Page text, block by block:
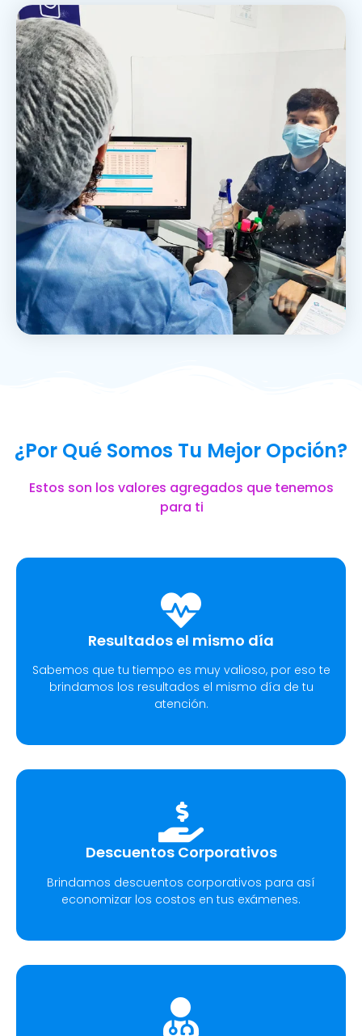
¿Por Qué Somos Tu Mejor Opción?
Estos son los valores agregados que tenemos
para ti
Resultados el mismo día
Sabemos que tu tiempo es muy valioso, por eso te
brindamos los resultados el mismo día de tu
atención.
Descuentos Corporativos
Brindamos descuentos corporativos para así
economizar los costos en tus exámenes.